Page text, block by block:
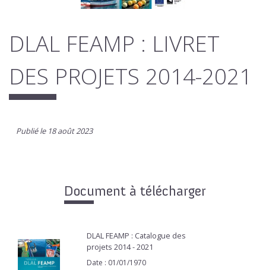
DLAL FEAMP : LIVRET
DES PROJETS 2014-2021
Publié le 18 août 2023
Document à télécharger
DLAL FEAMP : Catalogue des
projets 2014 - 2021
Date : 01/01/1970